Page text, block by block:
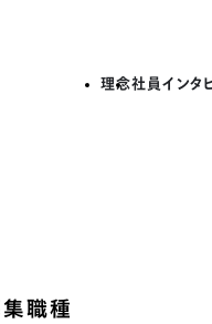
理念社員インタ
職種